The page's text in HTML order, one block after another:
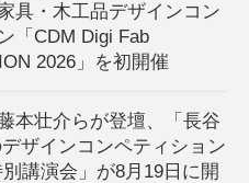
具・木工品デザインコン
「CDM Digi Fab
2026」を初開催
本壮介らが登壇、「長谷
ザインコンペティション
講演会」が8月19日に開